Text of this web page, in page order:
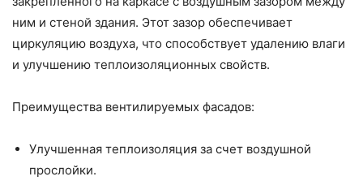
ним и стеной здания. Этот зазор обеспечивает
циркуляцию воздуха, что способствует удалению влаги
и улучшению теплоизоляционных свойств.
Преимущества вентилируемых фасадов:
Улучшенная теплоизоляция за счет воздушной
прослойки.